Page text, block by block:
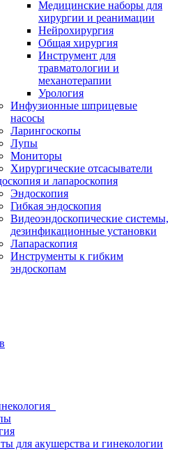
Медицинские наборы для
хирургии и реанимации
Нейрохирургия
Общая хирургия
Инструмент для
травматологии и
механотерапии
Урология
Инфузионные шприцевые
насосы
Ларингоскопы
Лупы
Мониторы
Хирургические отсасыватели
и лапароскопия
Эндоскопия
Гибкая эндоскопия
Видеоэндоскопические системы,
дезинфикационные установки
Лапараскопия
Инструменты к гибким
эндоскопам
для акушерства и гинекологии